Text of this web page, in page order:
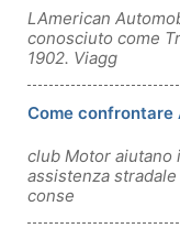
LAmerican
conosciuto come
1902. Viagg
Come confrontare
club Motor aiutano
assistenza
conse